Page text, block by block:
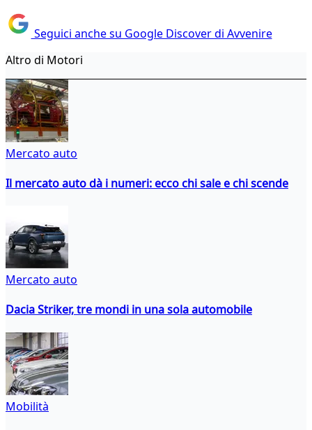
Seguici anche su Google Discover di Avvenire
Altro di Motori
Mercato auto
Il mercato auto dà i numeri: ecco chi sale e chi scende
Mercato auto
Dacia Striker, tre mondi in una sola automobile
Mobilità